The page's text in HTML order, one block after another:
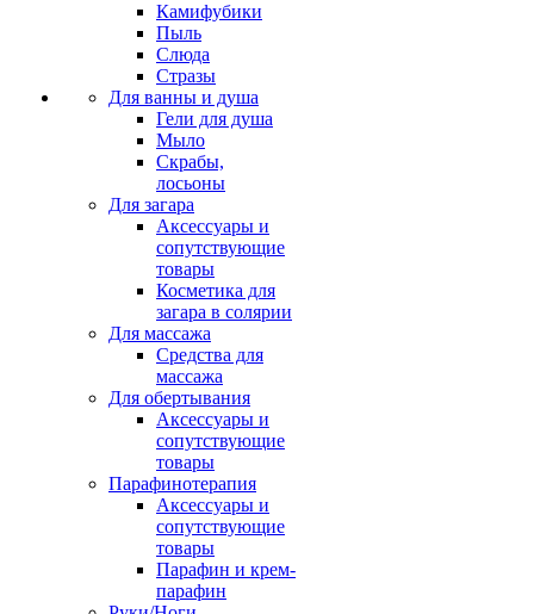
Камифубики
Пыль
Слюда
Стразы
Для ванны и душа
Гели для душа
Мыло
Скрабы,
лосьоны
Для загара
Аксессуары и
сопутствующие
товары
Косметика для
загара в солярии
Для массажа
Средства для
массажа
Для обертывания
Аксессуары и
сопутствующие
товары
Парафинотерапия
Аксессуары и
сопутствующие
товары
Парафин и крем-
парафин